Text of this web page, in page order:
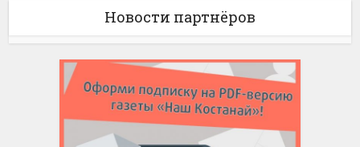
Новости партнёров